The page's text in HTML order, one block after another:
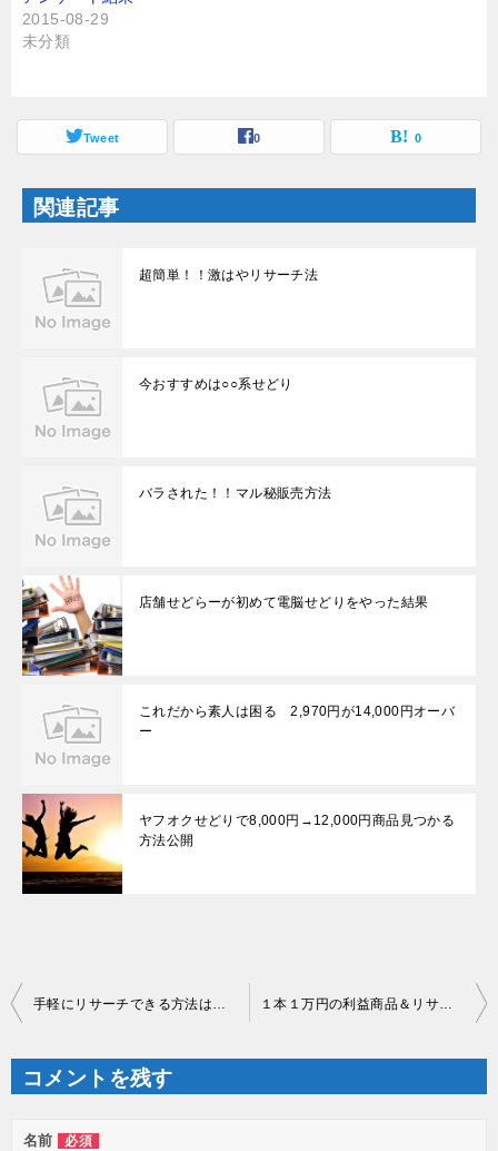
新
し
い
ウ
で
き
)
ッ
ク
(
新
し
ィ
ン
ド
き
す
)
2015-08-29
未分類
Tweet 0 0
関連記事
超簡単！！激はやリサーチ法
今おすすめは○○系せどり
バラされた！！マル秘販売方法
店舗せどらーが初めて電脳せどりをやった結果
これだから素人は困る 2,970円が14,000円オーバ
ー
ヤフオクせどりで8,000円→12,000円商品見つかる
方法公開
投
稿
ナ
ゲ
ー
シ
ン
コメントを残す
名前 必須